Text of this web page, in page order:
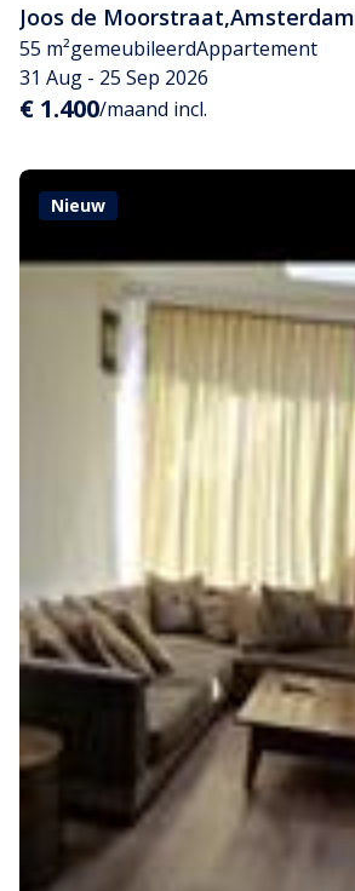
Joos de Moorstraat,Amsterdam
55 m²gemeubileerdAppartement
31 Aug - 25 Sep 2026
€ 1.400/maand incl.
Nieuw